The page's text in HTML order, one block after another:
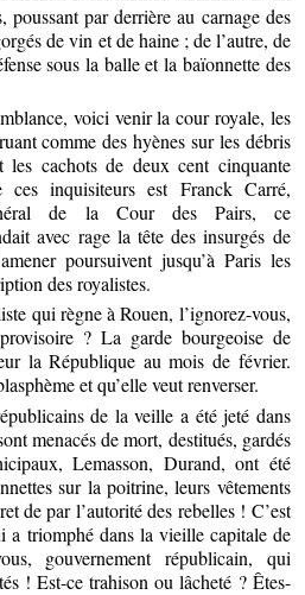
poussant par derrière au carnage des
de vin et de haine ; de l’autre, de
sous la balle et la baïonnette des
voici venir la cour royale, les
comme des hyènes sur les débris
les cachots de deux cent cinquante
inquisiteurs est Franck Carré,
de la Cour des Pairs, ce
avec rage la tête des insurgés de
poursuivent jusqu’à Paris les
des royalistes.
qui règne à Rouen, l’ignorez-vous,
? La garde bourgeoise de
la République au mois de février.
et qu’elle veut renverser.
de la veille a été jeté dans
menacés de mort, destitués, gardés
Lemasson, Durand, ont été
sur la poitrine, leurs vêtements
de par l’autorité des rebelles ! C’est
a triomphé dans la vieille capitale de
gouvernement républicain, qui
! Est-ce trahison ou lâcheté ? Êtes-